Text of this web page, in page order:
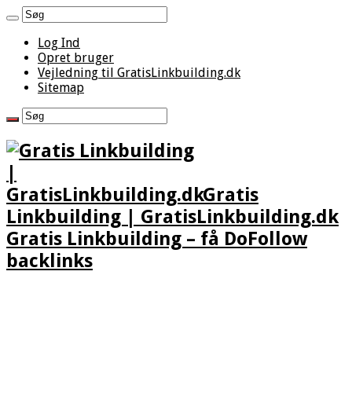
Log Ind
Opret bruger
Vejledning til GratisLinkbuilding.dk
Sitemap
Gratis
Linkbuilding | GratisLinkbuilding.dk
Gratis Linkbuilding – få DoFollow
backlinks